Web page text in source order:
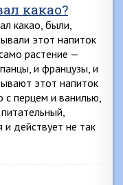
какао?
какао, были,
этот напиток
растение —
и французы, и
этот напиток
с перцем и ванилью,
действует не так